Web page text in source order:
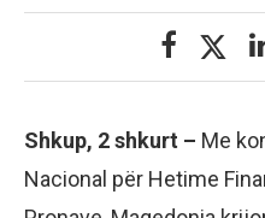
Shkup, 2 shkurt – Me
Nacional për Hetime